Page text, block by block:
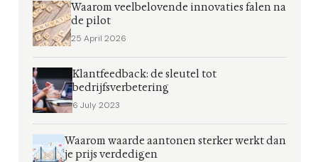
Waarom veelbelovende innovaties falen na
de pilot
25 April 2026
Klantfeedback: de sleutel tot
bedrijfsverbetering
6 July 2023
Waarom waarde aantonen sterker werkt dan
je prijs verdedigen